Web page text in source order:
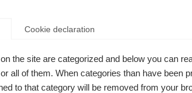
de
à
Cookie declaration
the site are categorized and below you can
all of them. When categories than have been
to that category will be removed from your